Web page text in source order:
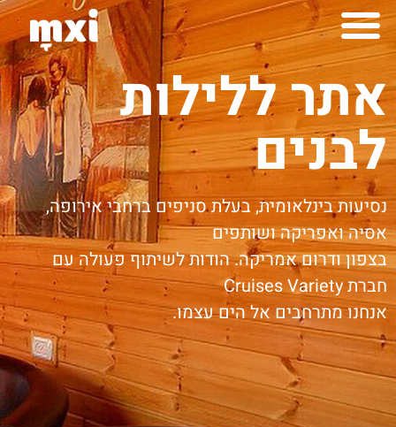
לתוכן
אתר ללילות
לבנים
נסיעות בינלאומית, בעלת סניפים ברחבי אירופה,
אסיה ואפריקה ושותפים
בצפון ודרום אמריקה. הודות לשיתוף פעולה עם
חברת Cruises Variety
אנחנו מתרחבים אל הים עצמו.